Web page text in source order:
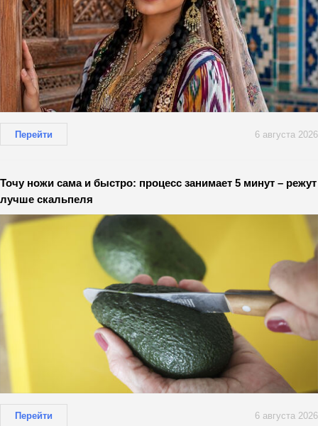
Перейти 6 августа 2026
Точу ножи сама и быстро: процесс занимает 5 минут – режут
лучше скальпеля
Перейти 6 августа 2026